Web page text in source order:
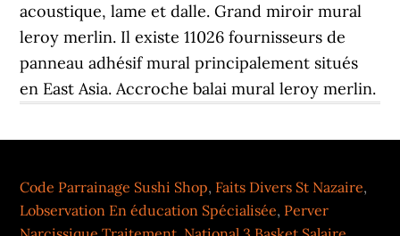
acoustique, lame et dalle. Grand miroir mural
leroy merlin. Il existe 11026 fournisseurs de
panneau adhésif mural principalement situés
en East Asia. Accroche balai mural leroy merlin.
Code Parrainage Sushi Shop, Faits Divers St Nazaire,
Lobservation En éducation Spécialisée, Perver